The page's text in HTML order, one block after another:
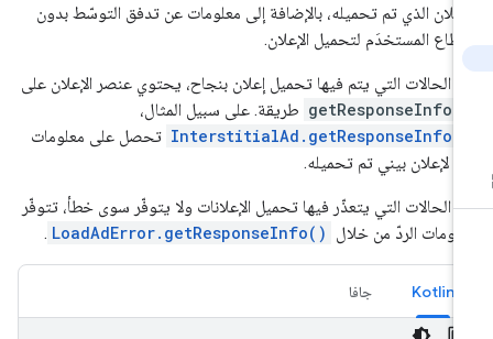
الذي تم تحميله، بالإضافة إلى معلومات عن تدفق التوسّط بدون
المستخدَم لتحميل الإعلان.
الحالات التي يتم فيها تحميل إعلان بنجاح، يحتوي عنصر الإعلان على
طريقة. على سبيل المثال،
تحصل على معلومات
لإعلان بيني تم تحميله.
الحالات التي يتعذّر فيها تحميل الإعلانات ولا يتوفّر سوى خطأ، تتوفّر
الردّ من خلال LoadAdError.getResponseInfo()
.
Kotlin